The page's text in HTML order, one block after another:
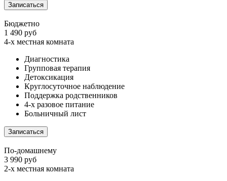
Записаться
Бюджетно
1 490 руб
4-х местная комната
Диагностика
Групповая терапия
Детоксикация
Круглосуточное наблюдение
Поддержка родственников
4-х разовое питание
Больничный лист
Записаться
По-домашнему
3 990 руб
2-х местная комната